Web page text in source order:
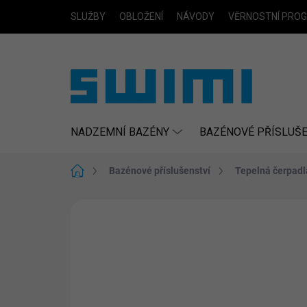
obsah
SLUŽBY OBLOŽENÍ NÁVODY VĚRNOSTNÍ
NADZEMNÍ BAZÉNY BAZÉNOVÉ
Domů Bazénové příslušenství Tepelná